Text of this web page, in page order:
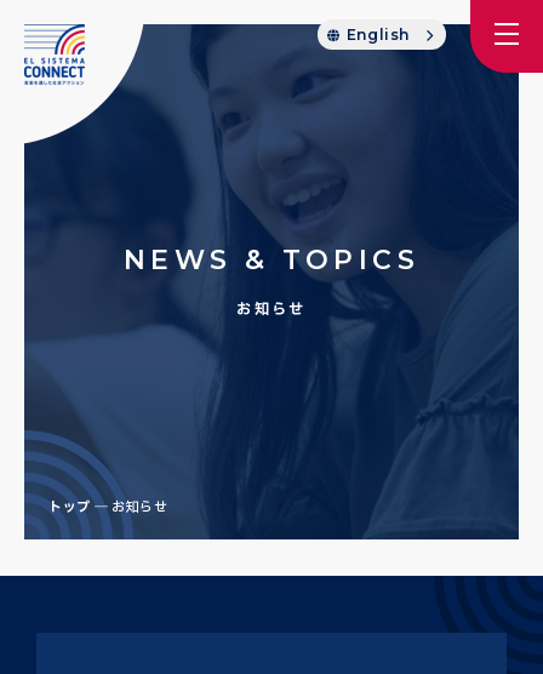
English
NEWS & TOPICS
お知らせ
トップ お知らせ